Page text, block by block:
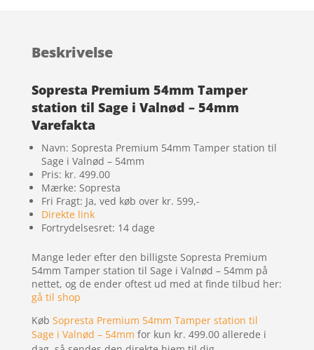
Beskrivelse
Sopresta Premium 54mm Tamper
station til Sage i Valnød – 54mm
Varefakta
Navn: Sopresta Premium 54mm Tamper station til
Sage i Valnød – 54mm
Pris: kr. 499.00
Mærke: Sopresta
Fri Fragt: Ja, ved køb over kr. 599,-
Direkte link
Fortrydelsesret: 14 dage
Mange leder efter den billigste Sopresta Premium
54mm Tamper station til Sage i Valnød – 54mm på
nettet, og de ender oftest ud med at finde tilbud her:
gå til shop
Køb Sopresta Premium 54mm Tamper station til
Sage i Valnød – 54mm for kun kr. 499.00 allerede i